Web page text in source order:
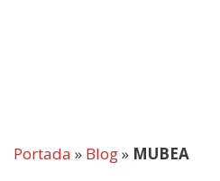
Portada » Blog» MUBEA